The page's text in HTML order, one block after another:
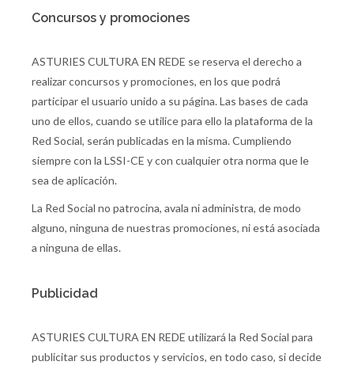
Concursos y promociones
ASTURIES CULTURA EN REDE se reserva el derecho a
realizar concursos y promociones, en los que podrá
participar el usuario unido a su página. Las bases de cada
uno de ellos, cuando se utilice para ello la plataforma de la
Red Social, serán publicadas en la misma. Cumpliendo
siempre con la LSSI-CE y con cualquier otra norma que le
sea de aplicación.
La Red Social no patrocina, avala ni administra, de modo
alguno, ninguna de nuestras promociones, ni está asociada
a ninguna de ellas.
Publicidad
ASTURIES CULTURA EN REDE utilizará la Red Social para
publicitar sus productos y servicios, en todo caso, si decide